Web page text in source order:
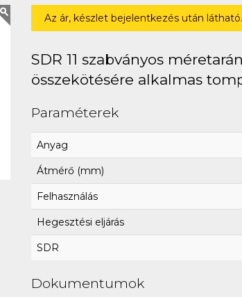
Az ár, készlet bejelentkezés után
SDR 11 szabványos
összekötésére alkalmas
Paraméterek
Anyag
Átmérő (mm)
Felhasználás
Hegesztési eljárás
SDR
Dokumentumok